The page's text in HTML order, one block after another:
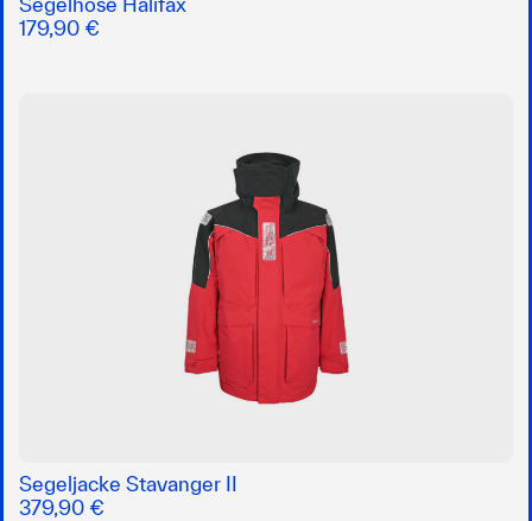
179,90 €
Segeljacke Stavanger II
379,90 €